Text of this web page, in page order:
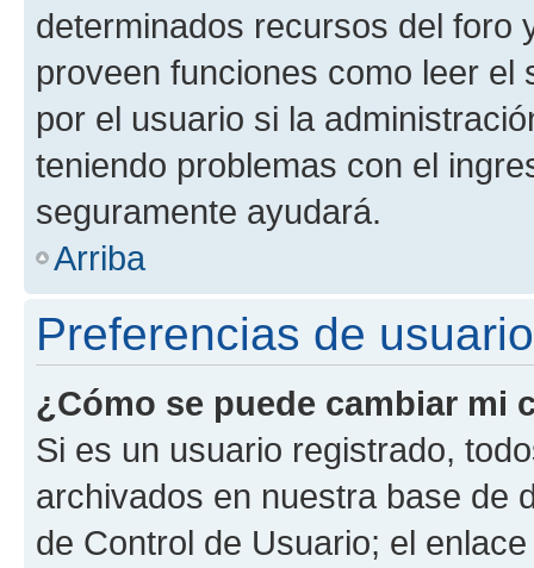
determinados recursos del foro
proveen funciones como leer el
por el usuario si la
teniendo problemas con el
seguramente ayudará.
Arriba
Preferencias de
¿Cómo se puede cambiar mi
Si es un usuario registrado,
archivados en nuestra base de
de Control de Usuario; el